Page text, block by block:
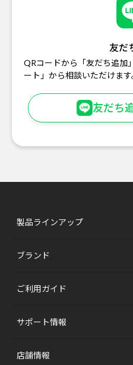
友だ
QRコードから「友だち追加
ート」から相談いただけます
友だち
製品ラインアップ
ブランド
ご利用ガイド
サポート情報
店舗情報